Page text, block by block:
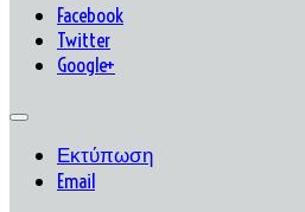
Facebook
Twitter
Google+
Εκτύπωση
Email